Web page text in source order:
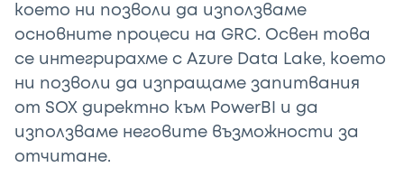
което ни позволи да използваме
основните процеси на GRC. Освен това
се интегрирахме с Azure Data Lake, което
ни позволи да изпращаме запитвания
от SOX директно към PowerBI и да
използваме неговите възможности за
отчитане.